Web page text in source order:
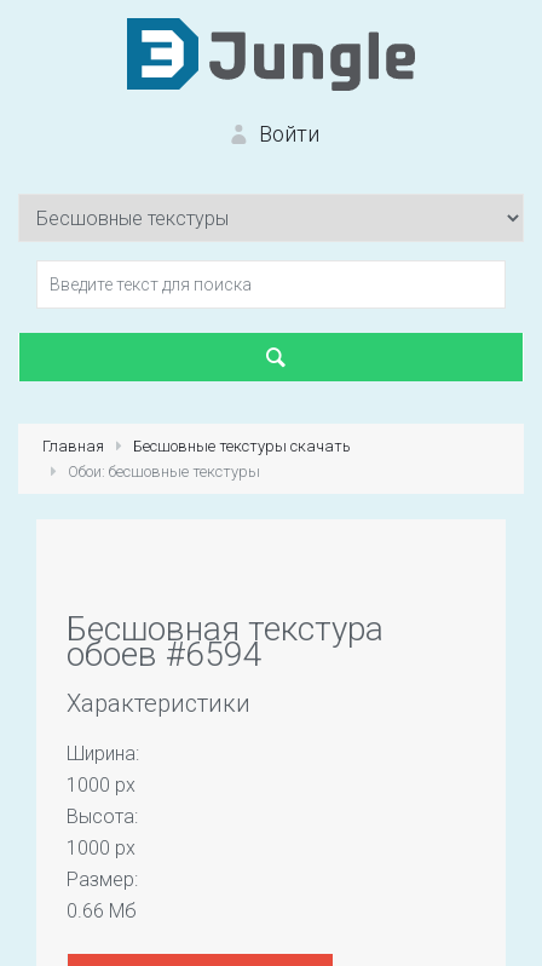
Войти
Вход на сайт
Первый раз?
Главная
Бесшовные текстуры скачать
Обои: бесшовные текстуры
Бесшовная текстура
обоев #6594
Характеристики
Ширина:
1000 px
Высота:
1000 px
Размер:
0.66 Мб